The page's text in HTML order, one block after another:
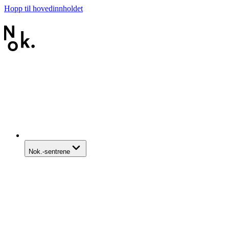
Hopp til hovedinnholdet
Nok.-sentrene